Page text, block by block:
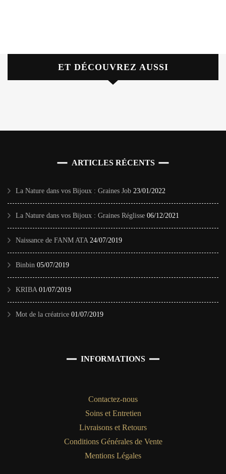
ET DÉCOUVREZ AUSSI
ARTICLES RÉCENTS
La Nature dans vos Bijoux : Graines Job 23/01/2022
La Nature dans vos Bijoux : Graines Réglisse 06/12/2021
Naissance de FANM ATA 24/07/2019
Binbin 05/07/2019
KRIBA 01/07/2019
Mot de la créatrice 01/07/2019
INFORMATIONS
Contactez-nous
Soins et Entretien
Livraisons et Retours
Conditions Générales de Vente
Mentions Légales